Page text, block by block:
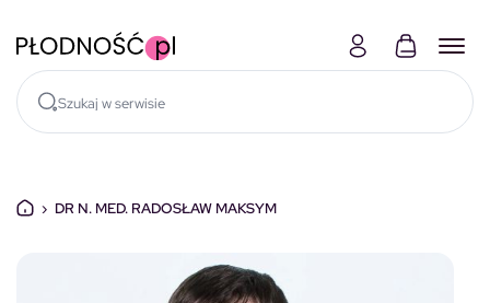
› DR N. MED. RADOSŁAW MAKSYM